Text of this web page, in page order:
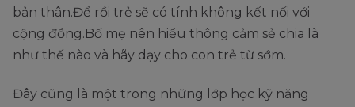
bản thân.Để rồi trẻ sẽ có tính không kết nối với
cộng đồng.Bố mẹ nên hiểu thông cảm sẻ chia là
như thế nào và hãy dạy cho con trẻ từ sớm.
Đây cũng là một trong những lớp học kỹ năng